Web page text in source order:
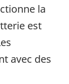
la
est
avec des